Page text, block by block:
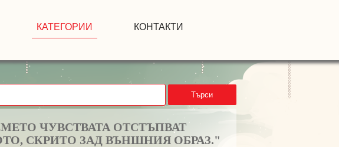
КАТЕГОРИИ КОНТАКТИ
Търси
ЧУВСТВАТА ОТСТЪПВАТ
СКРИТО ЗАД ВЪНШНИЯ ОБРАЗ."